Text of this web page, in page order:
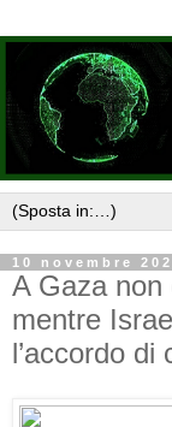
10 novembre
A Gaza non
mentre
l’accordo di